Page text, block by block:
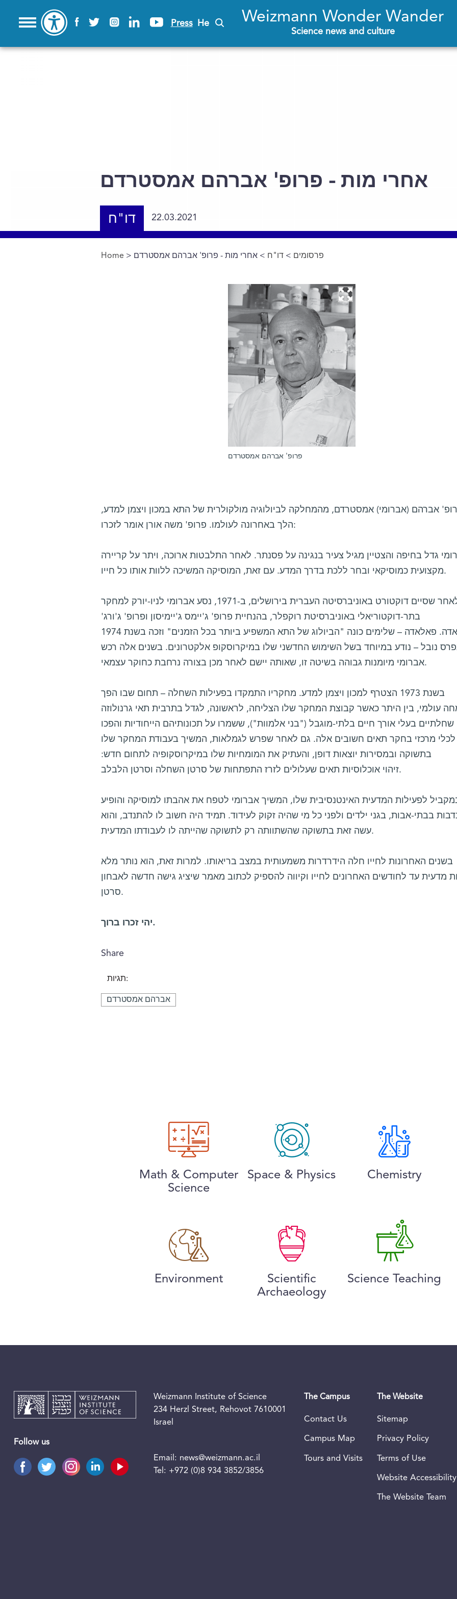
Press He Weizmann Wonder Wander
Science news and culture
אחרי מות - פרופ' אברהם אמסטרדם
דו"ח 22.03.2021
You are here
Home > פרסומים > דו"ח > אחרי מות - פרופ' אברהם אמסטרדם
פרופ' אברהם אמסטרדם
אברהם (אברומי) אמסטרדם, מהמחלקה לביולוגיה מולקולרית של התא במכון ויצמן למדע,
הלך באחרונה לעולמו. פרופ' משה אורן אומר לזכרו:
גדל בחיפה והצטיין מגיל צעיר בנגינה על פסנתר. לאחר התלבטות ארוכה, ויתר על קריירה
מקצועית כמוסיקאי ובחר ללכת בדרך המדע. עם זאת, המוסיקה המשיכה ללוות אותו כל חייו.
לאחר שסיים דוקטורט באוניברסיטה העברית בירושלים, ב-1971, נסע אברומי לניו-יורק למחקר
בתר-דוקטוריאלי באוניברסיטת רוקפלר, בהנחיית פרופ' ג'יימס ג'יימיסון ופרופ' ג'ורג'
פאלאדה. פאלאדה – שלימים כונה "הביולוג של התא המשפיע ביותר בכל הזמנים" וזכה בשנת 1974
נובל – נודע במיוחד בשל השימוש החדשני שלו במיקרוסקופ אלקטרונים. בשנים אלה רכש
אברומי מיומנות גבוהה בשיטה זו, שאותה יישם לאחר מכן בצורה נרחבת כחוקר עצמאי.
בשנת 1973 הצטרף למכון ויצמן למדע. מחקריו התמקדו בפעילות השחלה – תחום שבו הפך
עולמי, בין היתר כאשר קבוצת המחקר שלו הצליחה, לראשונה, לגדל בתרבית תאי גרנולוזה
שחלתיים בעלי אורך חיים בלתי-מוגבל ("בני אלמוות"), ששמרו על תכונותיהם הייחודיות והפכו
לכלי מרכזי בחקר תאים חשובים אלה. גם לאחר שפרש לגמלאות, המשיך בעבודת המחקר שלו
בתשוקה ובמסירות יוצאות דופן, והעתיק את המומחיות שלו במיקרוסקופיה לתחום חדש:
זיהוי אוכלוסיות תאים שעלולים לזרז התפתחות של סרטן השחלה וסרטן הלבלב.
לפעילות המדעית האינטנסיבית שלו, המשיך אברומי לטפח את אהבתו למוסיקה והופיע
בבתי-אבות, בגני ילדים ולפני כל מי שהיה זקוק לעידוד. תמיד היה חשוב לו להתנדב, והוא
עשה זאת בתשוקה שהשתוותה רק לתשוקה שהייתה לו לעבודתו המדעית.
בשנים האחרונות לחייו חלה הידרדרות משמעותית במצב בריאותו. למרות זאת, הוא נותר מלא
מדעית עד לחודשים האחרונים לחייו וקיווה להספיק לכתוב מאמר שיציג גישה חדשה לאבחון
סרטן.
יהי זכרו ברוך.
Share
תגיות:
אברהם אמסטרדם
Math & Computer
Science
Space & Physics Chemistry
Environment
Scientific
Archaeology
Science Teaching
Follow us
Weizmann Institute of Science
234 Herzl Street, Rehovot 7610001
Israel
Email: news@weizmann.ac.il
Tel: +972 (0)8 934 3852/3856
The Campus
Contact Us
Campus Map
Tours and Visits
The Website
Sitemap
Privacy Policy
Terms of Use
Website Accessibility
The Website Team